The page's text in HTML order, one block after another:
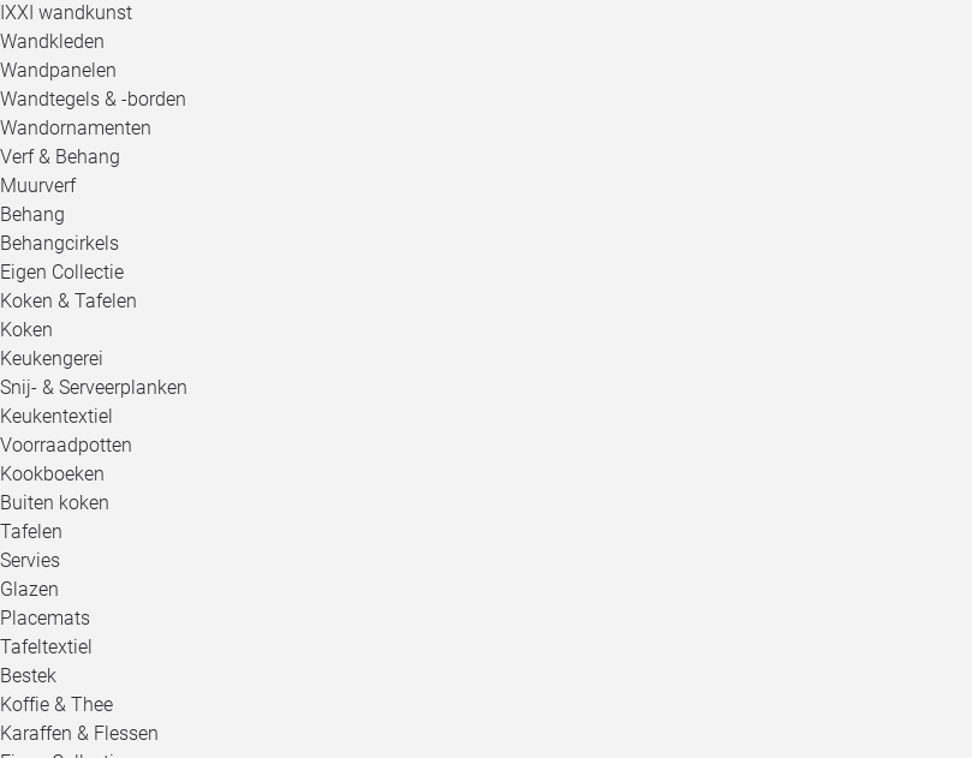
IXXI wandkunst
Wandkleden
Wandpanelen
Wandtegels & -borden
Wandornamenten
Verf & Behang
Muurverf
Behang
Behangcirkels
Eigen Collectie
Koken & Tafelen
Koken
Keukengerei
Snij- & Serveerplanken
Keukentextiel
Voorraadpotten
Kookboeken
Buiten koken
Tafelen
Servies
Glazen
Placemats
Tafeltextiel
Bestek
Koffie & Thee
Karaffen & Flessen